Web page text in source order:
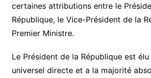
certaines attributions entre le
République, le Vice-Président de la
Premier Ministre.
Le Président de la République est
universel directe et a la majorité